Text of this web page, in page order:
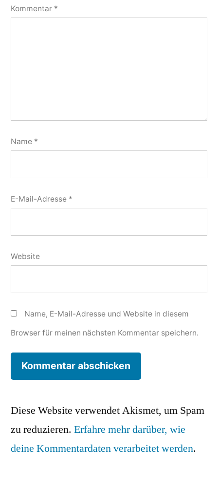
Kommentar *
Name *
E-Mail-Adresse *
Website
Name, E-Mail-Adresse und Website in diesem
Browser für meinen nächsten Kommentar speichern.
Diese Website verwendet Akismet, um Spam
zu reduzieren. Erfahre mehr darüber, wie
deine Kommentardaten verarbeitet werden.